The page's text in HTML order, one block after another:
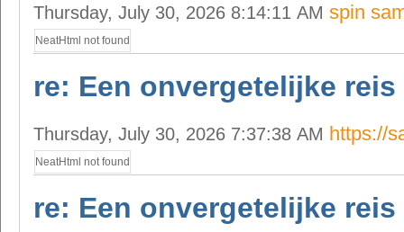
Thursday, July 30, 2026 8:14:11 AM spin
NeatHtml not found
re: Een onvergetelijke reis
Thursday, July 30, 2026 7:37:38 AM https://
NeatHtml not found
re: Een onvergetelijke reis